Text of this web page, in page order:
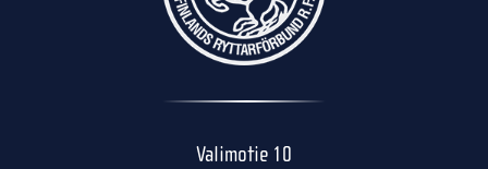
Valimotie 10